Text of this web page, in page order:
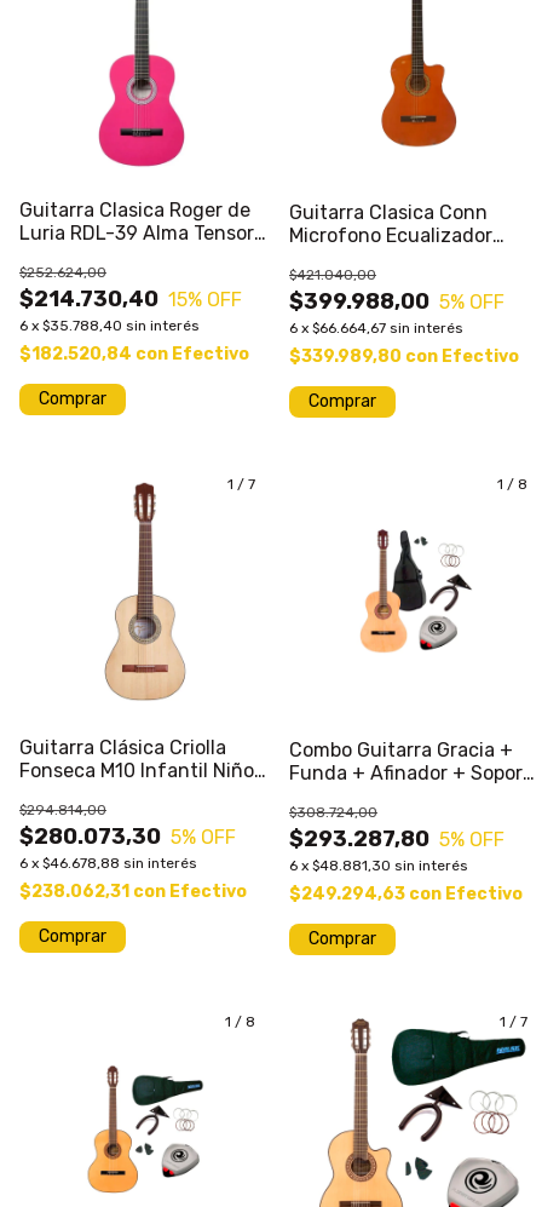
Guitarra Clasica Roger de
Luria RDL-39 Alma Tensor
$214.730,40
$252.624,00
15% OFF
6 x $35.788,40 sin interés
$182.520,84 con Efectivo
Guitarra Clasica Conn
Microfono Ecualizador
$399.988,00
$421.040,00
5% OFF
6 x $66.664,67 sin interés
$339.989,80 con Efectivo
1 / 7
Guitarra Clásica Criolla
Fonseca M10 Infantil Niño
$280.073,30
$294.814,00
5% OFF
6 x $46.678,88 sin interés
$238.062,31 con Efectivo
Comprar
1 / 8
Combo Guitarra Gracia +
Funda + Afinador + Soporte
$293.287,80
$308.724,00
5% OFF
6 x $48.881,30 sin interés
$249.294,63 con Efectivo
Comprar
1 / 8 1 / 7